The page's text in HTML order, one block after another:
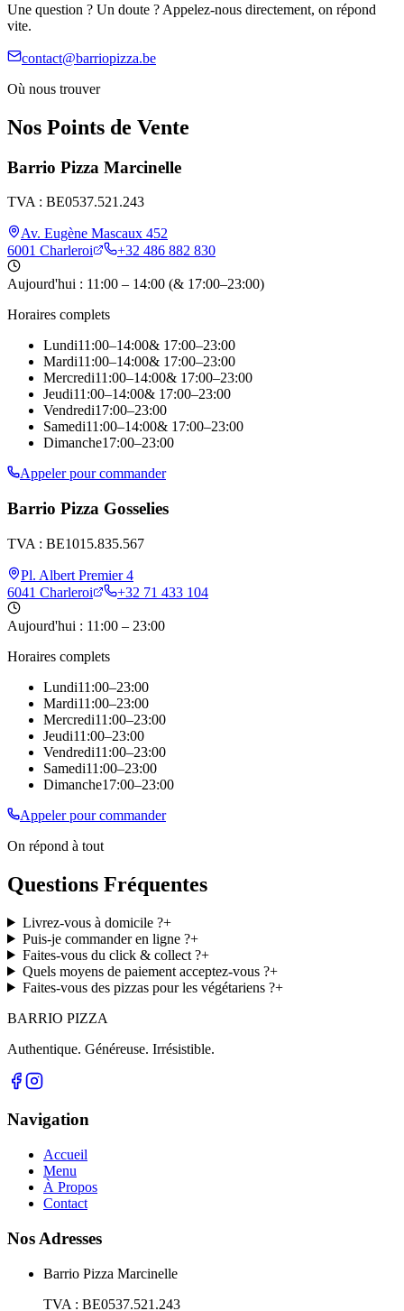
Une question ? Un doute ? Appelez-nous directement, on répond
vite.
contact@barriopizza.be
Où nous trouver
Nos Points de Vente
Barrio Pizza Marcinelle
TVA : BE0537.521.243
Av. Eugène Mascaux 452
6001 Charleroi
+32 486 882 830
Aujourd'hui : 11:00 – 14:00 (& 17:00–23:00)
Horaires complets
Lundi11:00–14:00& 17:00–23:00
Mardi11:00–14:00& 17:00–23:00
Mercredi11:00–14:00& 17:00–23:00
Jeudi11:00–14:00& 17:00–23:00
Vendredi17:00–23:00
Samedi11:00–14:00& 17:00–23:00
Dimanche17:00–23:00
Appeler pour commander
Barrio Pizza Gosselies
TVA : BE1015.835.567
Pl. Albert Premier 4
6041 Charleroi
+32 71 433 104
Aujourd'hui : 11:00 – 23:00
Horaires complets
Lundi11:00–23:00
Mardi11:00–23:00
Mercredi11:00–23:00
Jeudi11:00–23:00
Vendredi11:00–23:00
Samedi11:00–23:00
Dimanche17:00–23:00
Appeler pour commander
On répond à tout
Questions Fréquentes
Livrez-vous à domicile ?+
Puis-je commander en ligne ?+
Faites-vous du click & collect ?+
Quels moyens de paiement acceptez-vous ?+
Faites-vous des pizzas pour les végétariens ?+
BARRIO PIZZA
Authentique. Généreuse. Irrésistible.
Navigation
Accueil
Menu
À Propos
Contact
Nos Adresses
Barrio Pizza Marcinelle
TVA : BE0537.521.243